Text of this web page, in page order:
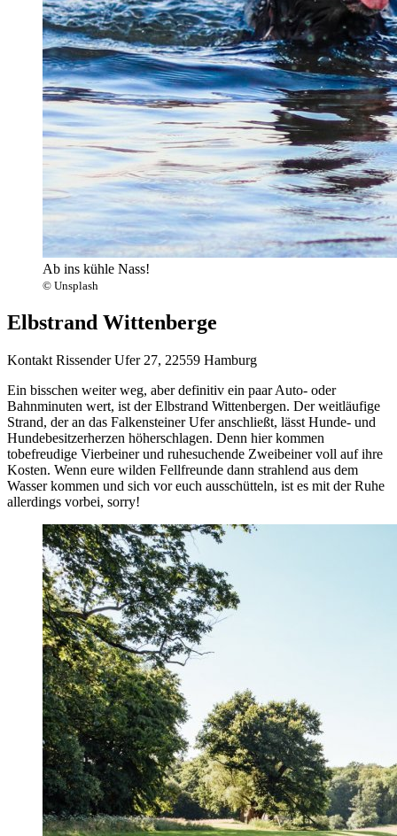
Ab ins kühle Nass!
© Unsplash
Elbstrand Wittenberge
Kontakt Rissender Ufer 27, 22559 Hamburg
Ein bisschen weiter weg, aber definitiv ein paar Auto- oder
Bahnminuten wert, ist der Elbstrand Wittenbergen. Der weitläufige
Strand, der an das Falkensteiner Ufer anschließt, lässt Hunde- und
Hundebesitzerherzen höherschlagen. Denn hier kommen
tobefreudige Vierbeiner und ruhesuchende Zweibeiner voll auf ihre
Kosten. Wenn eure wilden Fellfreunde dann strahlend aus dem
Wasser kommen und sich vor euch ausschütteln, ist es mit der Ruhe
allerdings vorbei, sorry!